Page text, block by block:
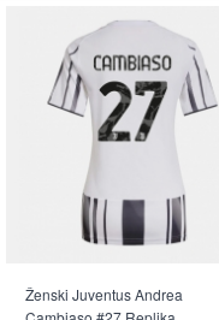
Ženski Juventus Andrea